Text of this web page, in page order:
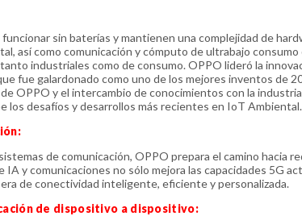
sin baterías y mantienen una complejidad de
así como comunicación y cómputo de ultrabajo
industriales como de consumo. OPPO lideró la
fue galardonado como uno de los mejores inventos de
OPPO y el intercambio de conocimientos con la
los desafíos y desarrollos más recientes en IoT Ambiental.
de comunicación, OPPO prepara el camino hacia
y comunicaciones no sólo mejora las capacidades 5G
de conectividad inteligente, eficiente y personalizada.
de dispositivo a dispositivo: